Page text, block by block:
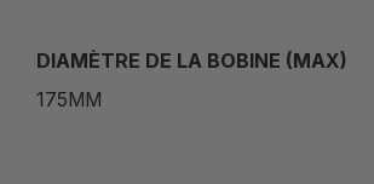
DIAMÈTRE DE LA BOBINE (MAX)
175MM